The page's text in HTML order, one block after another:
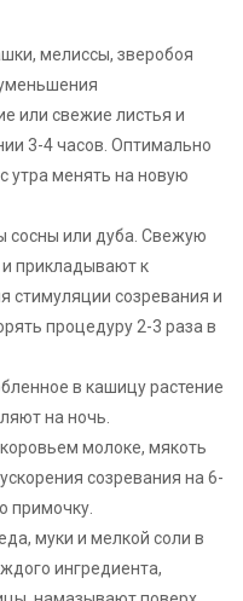
мелиссы, зверобоя
или свежие листья и
3-4 часов. Оптимально
утра менять на новую
сосны или дуба. Свежую
прикладывают к
стимуляции созревания и
процедуру 2-3 раза в
в кашицу растение
на ночь.
молоке, мякоть
созревания на 6-
примочку.
муки и мелкой соли в
ингредиента,